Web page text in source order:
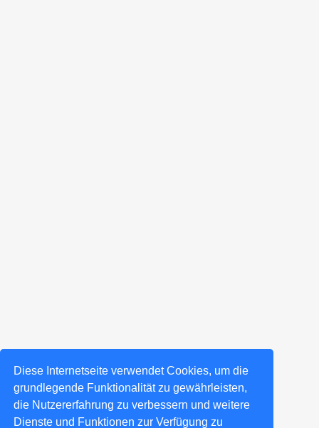
Diese Internetseite verwendet Cookies, um die
grundlegende Funktionalität zu gewährleisten,
die Nutzererfahrung zu verbessern und weitere
Dienste und Funktionen zur Verfügung zu